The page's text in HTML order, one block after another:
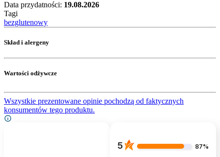
Data przydatności: 19.08.2026
Tagi
bezglutenowy
Skład i alergeny
Wartości odżywcze
Wszystkie prezentowane opinie pochodzą od faktycznych
konsumentów tego produktu.
5 87%